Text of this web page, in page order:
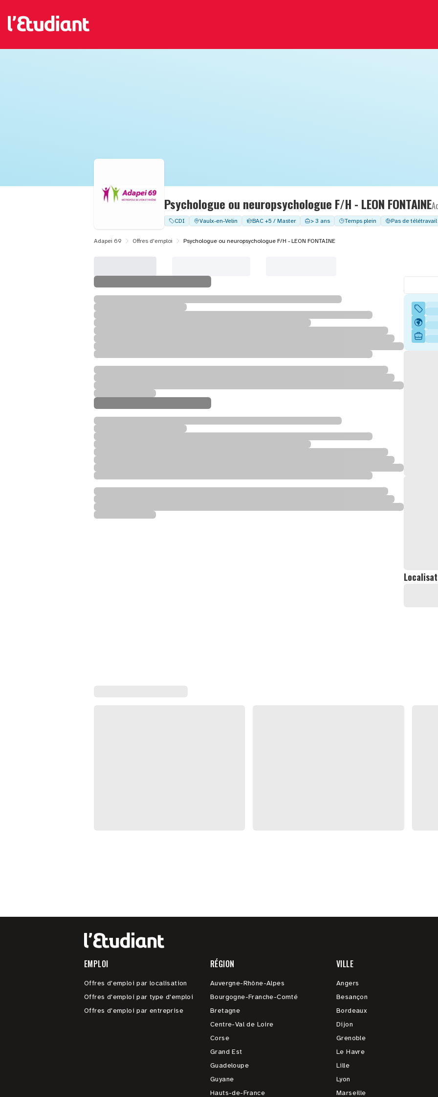
Psychologue ou neuropsychologue F/H - LEON FONTAINE
CDI Vaulx-en-Velin BAC +5 / Master > 3 ans Temps plein Pas de télétravail
Adapei 69 Offres d'emploi Psychologue ou neuropsychologue F/H - LEON FONTAINE
EMPLOI
Offres d'emploi par localisation
Offres d'emploi par type d'emploi
Offres d'emploi par entreprise
RÉGION
Auvergne-Rhône-Alpes
Bourgogne-Franche-Comté
Bretagne
Centre-Val de Loire
Corse
Grand Est
Guadeloupe
Guyane
Hauts-de-France
VILLE
Angers
Besançon
Bordeaux
Dijon
Grenoble
Le Havre
Lille
Lyon
Marseille